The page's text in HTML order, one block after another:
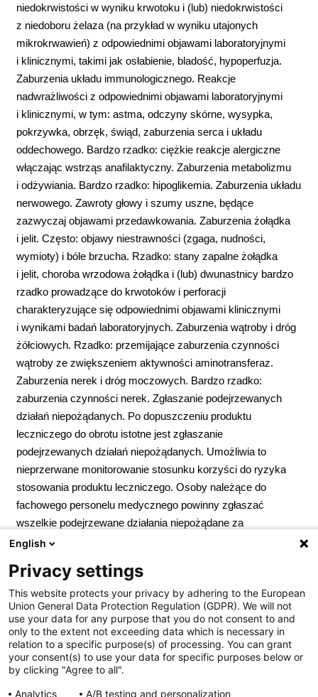
niedokrwistości w wyniku krwotoku i (lub) niedokrwistości
z niedoboru żelaza (na przykład w wyniku utajonych
mikrokrwawień) z odpowiednimi objawami laboratoryjnymi
i klinicznymi, takimi jak osłabienie, bladość, hypoperfuzja.
Zaburzenia układu immunologicznego. Reakcje
nadwrażliwości z odpowiednimi objawami laboratoryjnymi
i klinicznymi, w tym: astma, odczyny skórne, wysypka,
pokrzywka, obrzęk, świąd, zaburzenia serca i układu
oddechowego. Bardzo rzadko: ciężkie reakcje alergiczne
włączając wstrząs anafilaktyczny. Zaburzenia metabolizmu
i odżywiania. Bardzo rzadko: hipoglikemia. Zaburzenia układu
nerwowego. Zawroty głowy i szumy uszne, będące
zazwyczaj objawami przedawkowania. Zaburzenia żołądka
i jelit. Często: objawy niestrawności (zgaga, nudności,
wymioty) i bóle brzucha. Rzadko: stany zapalne żołądka
i jelit, choroba wrzodowa żołądka i (lub) dwunastnicy bardzo
rzadko prowadzące do krwotoków i perforacji
charakteryzujące się odpowiednimi objawami klinicznymi
i wynikami badań laboratoryjnych. Zaburzenia wątroby i dróg
żółciowych. Rzadko: przemijające zaburzenia czynności
wątroby ze zwiększeniem aktywności aminotransferaz.
Zaburzenia nerek i dróg moczowych. Bardzo rzadko:
zaburzenia czynności nerek. Zgłaszanie podejrzewanych
działań niepożądanych. Po dopuszczeniu produktu
leczniczego do obrotu istotne jest zgłaszanie
podejrzewanych działań niepożądanych. Umożliwia to
nieprzerwane monitorowanie stosunku korzyści do ryzyka
stosowania produktu leczniczego. Osoby należące do
fachowego personelu medycznego powinny zgłaszać
wszelkie podejrzewane działania niepożądane za
pośrednictwem Departamentu Monitorowania
Rejestracji Produktów Leczniczych, Wyrobów Medycznych
i Produktów Biobójczych; Al. Jerozolimskie 181C; 02-222
Warszawa; Tel.:+ 48 22 49 21 301; Faks:+ 48 22 49 21 309
Strona internetowa: https://smz.ezdrowie.gov.pl. Działania
niepożądane można zgłaszać również podmiotowi
odpowiedzialnemu.Podmiot odpowiedzialny:Zakłady
English
Privacy settings
This website protects your privacy by adhering to the European
Union General Data Protection Regulation (GDPR). We will not
use your data for any purpose that you do not consent to and
only to the extent not exceeding data which is necessary in
relation to a specific purpose(s) of processing. You can grant
your consent(s) to use your data for specific purposes below or
by clicking "Agree to all".
Analytics
A/B testing and personalization